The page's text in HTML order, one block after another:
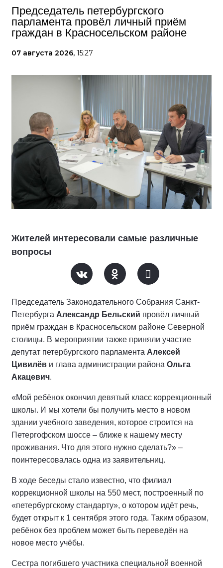
Председатель петербургского
парламента провёл личный приём
граждан в Красносельском районе
07 августа 2026, 15:27
Жителей интересовали самые различные
вопросы
Председатель Законодательного Собрания Санкт-
Петербурга Александр Бельский провёл личный
приём граждан в Красносельском районе Северной
столицы. В мероприятии также приняли участие
депутат петербургского парламента Алексей
Цивилёв и глава администрации района Ольга
Акацевич.
«Мой ребёнок окончил девятый класс коррекционный
школы. И мы хотели бы получить место в новом
здании учебного заведения, которое строится на
Петергофском шоссе – ближе к нашему месту
проживания. Что для этого нужно сделать?» –
поинтересовалась одна из заявительниц.
В ходе беседы стало известно, что филиал
коррекционной школы на 550 мест, построенный по
«петербургскому стандарту», о котором идёт речь,
будет открыт к 1 сентября этого года. Таким образом,
ребёнок без проблем может быть переведён на
новое место учёбы.
Сестра погибшего участника специальной военной